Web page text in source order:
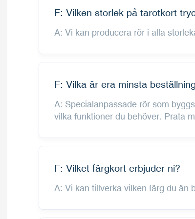
F: Vilken storlek på tarotkort
A: Vi kan producera rör i alla
F: Vilka är era minsta
A: Specialanpassade rör som
vilka funktioner du behöver. Prata
F: Vilket färgkort erbjuder ni?
A: Vi kan tillverka vilken färg du än